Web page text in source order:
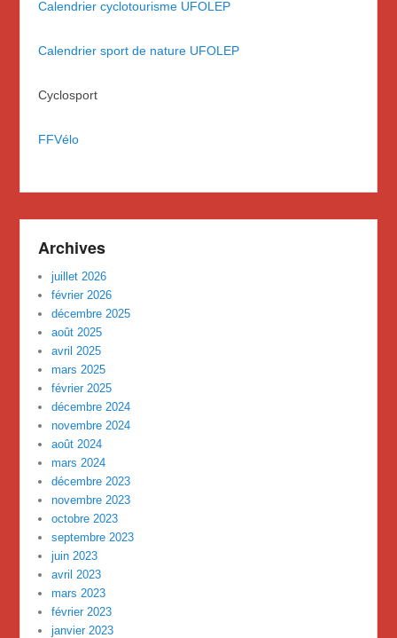
Calendrier cyclotourisme UFOLEP
Calendrier sport de nature UFOLEP
Cyclosport
FFVélo
Archives
juillet 2026
février 2026
décembre 2025
août 2025
avril 2025
mars 2025
février 2025
décembre 2024
novembre 2024
août 2024
mars 2024
décembre 2023
novembre 2023
octobre 2023
septembre 2023
juin 2023
avril 2023
mars 2023
février 2023
janvier 2023